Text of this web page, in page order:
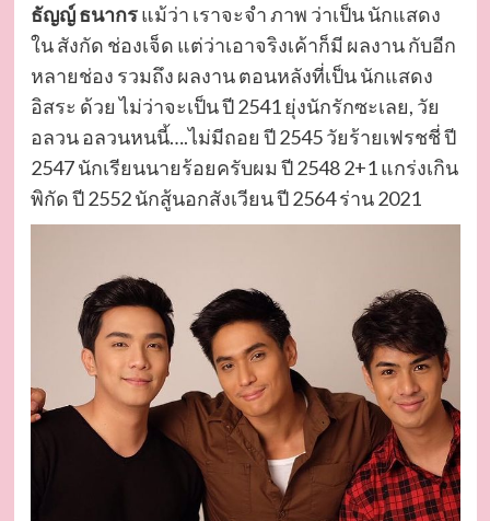
ธัญญ์ ธนากรแม้ว่า เราจะจำ ภาพ ว่าเป็น นักแสดง
ใน สังกัด ช่องเจ็ด แต่ว่าเอาจริงเค้าก็มี ผลงาน กับอีก
หลายช่อง รวมถึง ผลงาน ตอนหลังที่เป็น นักแสดง
อิสระ ด้วย ไม่ว่าจะเป็น ปี 2541 ยุ่งนักรักซะเลย, วัย
อลวน อลวนหนนี้….ไม่มีถอย ปี 2545 วัยร้ายเฟรชชี่ ปี
2547 นักเรียนนายร้อยครับผม ปี 2548 2+1 แกร่งเกิน
พิกัด ปี 2552 นักสู้นอกสังเวียน ปี 2564 ร่าน 2021